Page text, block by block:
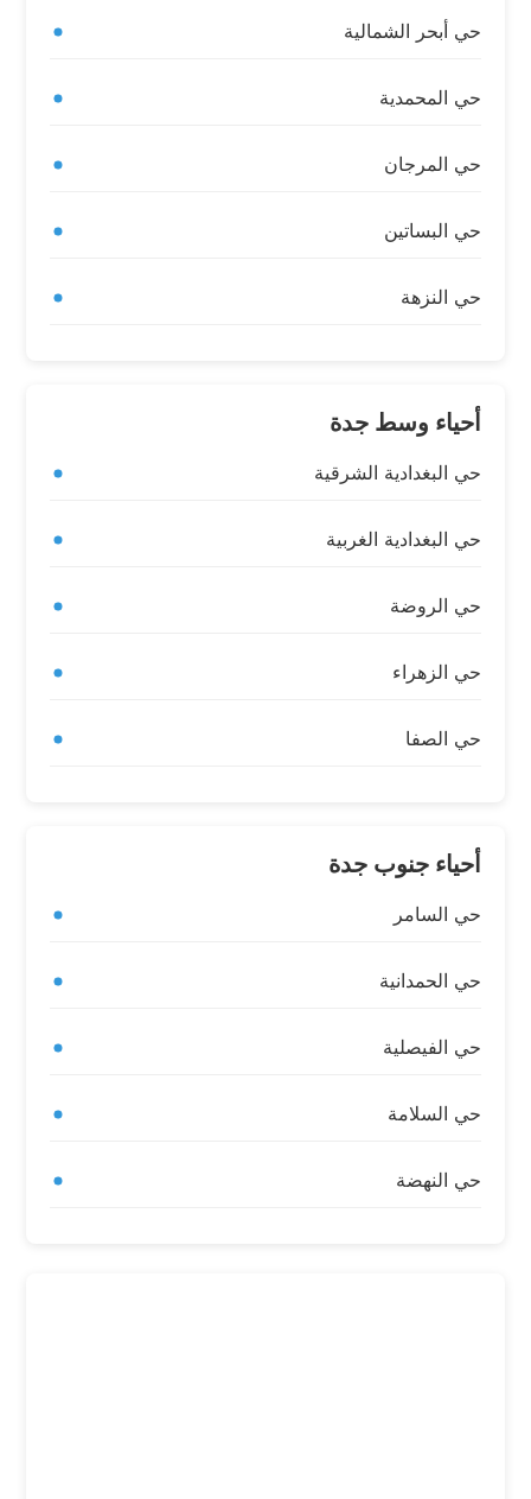
حي أبحر الشمالية
حي المحمدية
حي المرجان
حي البساتين
حي النزهة
أحياء وسط جدة
حي البغدادية الشرقية
حي البغدادية الغربية
حي الروضة
حي الزهراء
حي الصفا
أحياء جنوب جدة
حي السامر
حي الحمدانية
حي الفيصلية
حي السلامة
حي النهضة